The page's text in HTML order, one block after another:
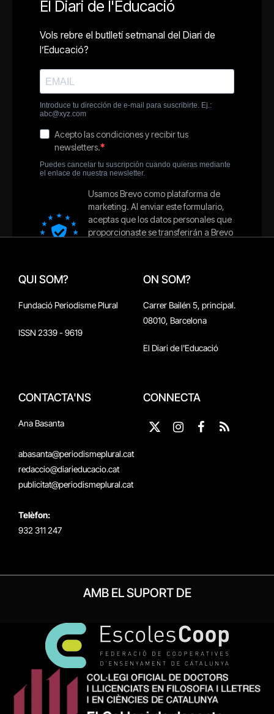
QUI SOM?
Fundació Periodisme Plural
ISSN 2339 - 9619
ON SOM?
Carrer Bailén 5, principal.
08010, Barcelona
El Diari de l'Educació
CONTACTA'NS
Ana Basanta
abasanta@periodismeplural.cat
redaccio@diarieducacio.cat
publicitat@periodismeplural.cat
Telèfon:
932 311 247
CONNECTA
X
Instagram
Facebook
RSS
AMB EL SUPORT DE